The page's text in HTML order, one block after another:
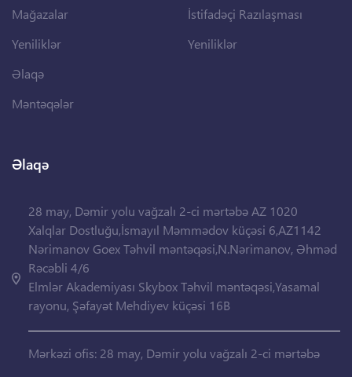
Mağazalar
Yeniliklər
Əlaqə
Məntəqələr
İstifadəçi Razılaşması
Yeniliklər
Əlaqə
28 may, Dəmir yolu vağzalı 2-ci mərtəbə AZ 1020
Xalqlar Dostluğu,İsmayıl Məmmədov küçəsi 6,AZ1142
Nərimanov Goex Təhvil məntəqəsi,N.Nərimanov, Əhməd
Rəcəbli 4/6
Elmlər Akademiyası Skybox Təhvil məntəqəsi,Yasamal
rayonu, Şəfayət Mehdiyev küçəsi 16B
Mərkəzi ofis: 28 may, Dəmir yolu vağzalı 2-ci mərtəbə